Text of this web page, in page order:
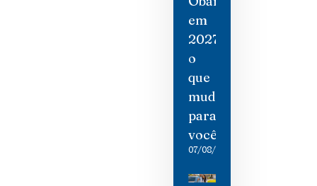
em
2027:
o
que
mudou
para
você
07/08/2026